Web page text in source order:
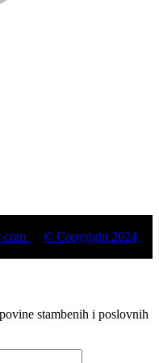
com
© Copyright 2024
stambenih i poslovnih